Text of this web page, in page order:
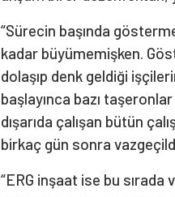
“Sürecin başında
kadar büyümemişken.
dolaşıp denk geldiği
başlayınca bazı
dışarıda çalışan bütün
birkaç gün sonra
“ERG inşaat ise bu